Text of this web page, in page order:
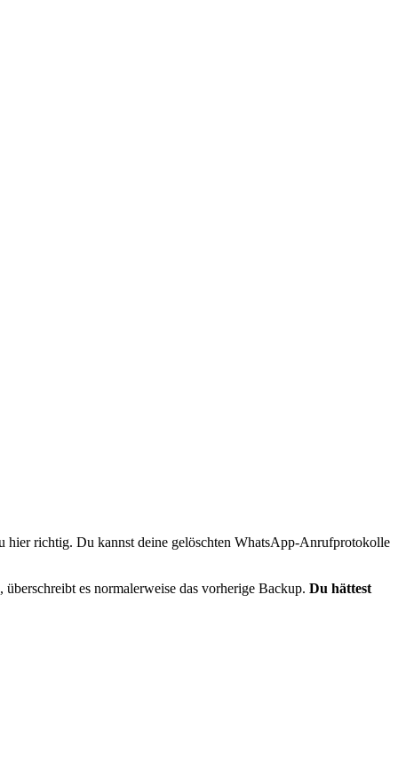
hier richtig. Du kannst deine gelöschten WhatsApp-Anrufprotokolle
es normalerweise das vorherige Backup. Du hättest